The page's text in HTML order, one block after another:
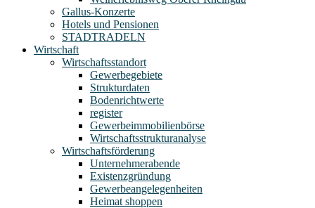
Gallus-Konzerte
Hotels und Pensionen
STADTRADELN
Wirtschaft
Wirtschaftsstandort
Gewerbegebiete
Strukturdaten
Bodenrichtwerte
register
Gewerbeimmobilienbörse
Wirtschaftsstrukturanalyse
Wirtschaftsförderung
Unternehmerabende
Existenzgründung
Gewerbeangelegenheiten
Heimat shoppen